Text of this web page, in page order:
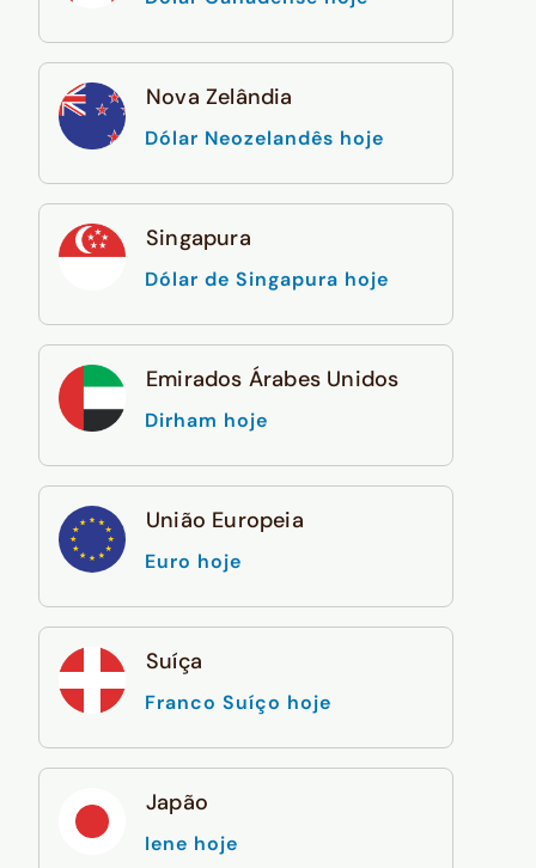
Nova Zelândia
Dólar Neozelandês hoje
Singapura
Dólar de Singapura hoje
Emirados Árabes Unidos
Dirham hoje
União Europeia
Euro hoje
Suíça
Franco Suíço hoje
Japão
Iene hoje